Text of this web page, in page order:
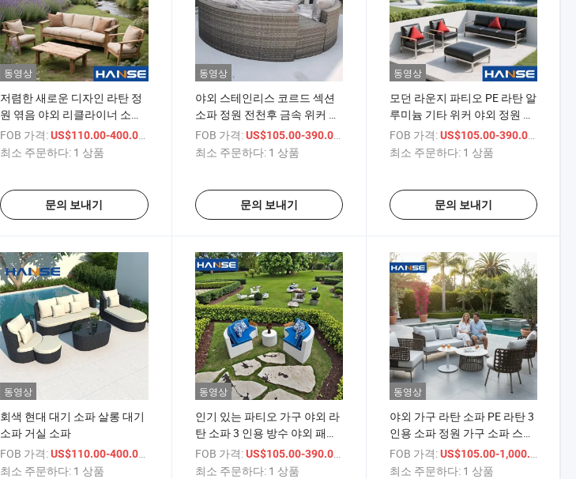
동영상
저렴한 새로운 디자인 라탄 정
원 엮음 야외 리클라이너 소파
세트 야외 위커 의자 소파 정원
야외 안뜰
FOB 가격: US$110.00-400.00
최소 주문하다: 1 상품
문의 보내기
동영상
야외 스테인리스 코르드 섹션
소파 정원 전천후 금속 위커 소
파 의자 레스토랑 코르드 커피
라운지
FOB 가격: US$105.00-390.00
최소 주문하다: 1 상품
문의 보내기
동영상
모던 라운지 파티오 PE 라탄 알
루미늄 기타 위커 야외 정원 세
트 가구
FOB 가격: US$105.00-390.00
최소 주문하다: 1 상품
문의 보내기
동영상
회색 현대 대기 소파 살롱 대기
소파 거실 소파
FOB 가격: US$110.00-400.00
최소 주문하다: 1 상품
동영상
인기 있는 파티오 가구 야외 라
탄 소파 3 인용 방수 야외 패브
릭 소파 의자
FOB 가격: US$105.00-390.00
최소 주문하다: 1 상품
동영상
야외 가구 라탄 소파 PE 라탄 3
인용 소파 정원 가구 소파 스테
인리스 스틸 현대식 3인용 소
파
FOB 가격: US$105.00-1,000.00
최소 주문하다: 1 상품